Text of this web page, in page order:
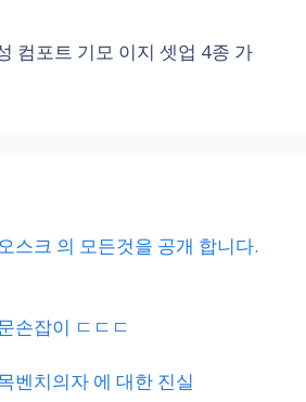
컴포트 기모 이지 셋업 4종 가
스크 의 모든것을 공개 합니다.
손잡이 ㄷㄷㄷ
벤치의자 에 대한 진실